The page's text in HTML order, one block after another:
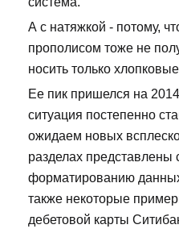
А с натяжкой - потому,
прополисом тоже не
носить только
Ее пик пришелся на
ситуация постепенно
ожидаем новых
разделах представлены
форматированию
также некоторые
дебетовой карты